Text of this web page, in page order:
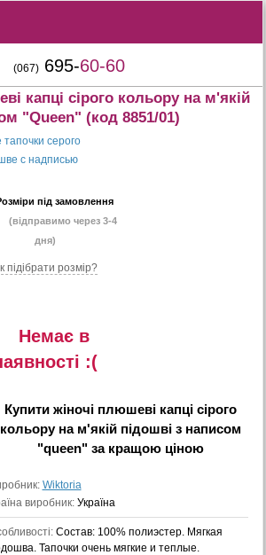
(067) 695-60-60
капці сірого кольору на м'якій
"Queen" (код 8851/01)
під замовлення
(відправимо через 3-4
дня)
підібрати розмір?
Немає в
:(
Купити жіночі плюшеві капці сірого
кольору на м'якій підошві з написом
"queen"за кращою ціною
Wiktoria
виробник: Україна
Состав: 100% полиэстер. Мягкая
Тапочки очень мягкие и теплые.